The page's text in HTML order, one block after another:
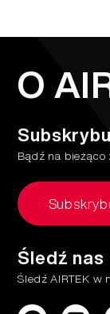
O
Bądź na
Śledź nas
Śledź AIRTEK w